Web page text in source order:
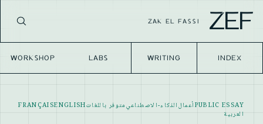
ZEF
ZAK EL FASSI
INDEX
WRITING
LABS
WORKSHOP
PUBLIC ESSAYأعمالالذكاء-الاصطناعيمتوفر باللغاتENGLISH
FRANÇAIS
العربية